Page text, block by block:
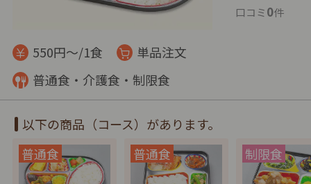
口コミ0件
550円～/1食
単品注文
普通食・介護食・制限食
以下の商品（コース）があります。